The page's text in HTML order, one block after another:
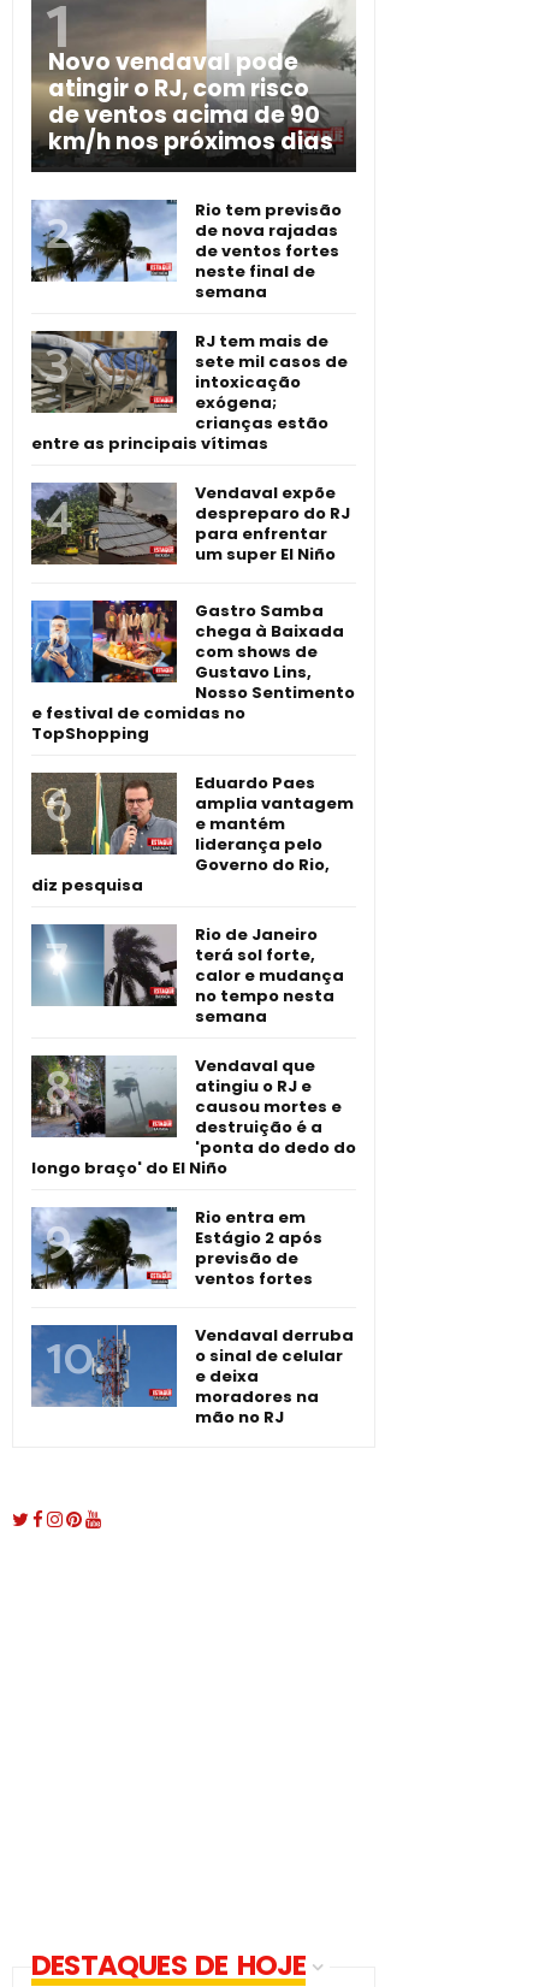
Novo vendaval pode
atingir o RJ, com risco
de ventos acima de 90
km/h nos próximos dias
Rio tem previsão
de nova rajadas
de ventos fortes
neste final de
semana
RJ tem mais de
sete mil casos de
intoxicação
exógena;
crianças estão
entre as principais vítimas
Vendaval expõe
despreparo do RJ
para enfrentar
um super El Niño
Gastro Samba
chega à Baixada
com shows de
Gustavo Lins,
Nosso Sentimento
e festival de comidas no
TopShopping
Eduardo Paes
amplia vantagem
e mantém
liderança pelo
Governo do Rio,
diz pesquisa
Rio de Janeiro
terá sol forte,
calor e mudança
no tempo nesta
semana
Vendaval que
atingiu o RJ e
causou mortes e
destruição é a
'ponta do dedo do
longo braço' do El Niño
Rio entra em
Estágio 2 após
previsão de
ventos fortes
Vendaval derruba
o sinal de celular
e deixa
moradores na
mão no RJ
DESTAQUES DE HOJE